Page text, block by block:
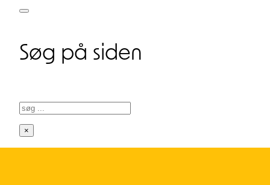
Søg på siden
Søg
×